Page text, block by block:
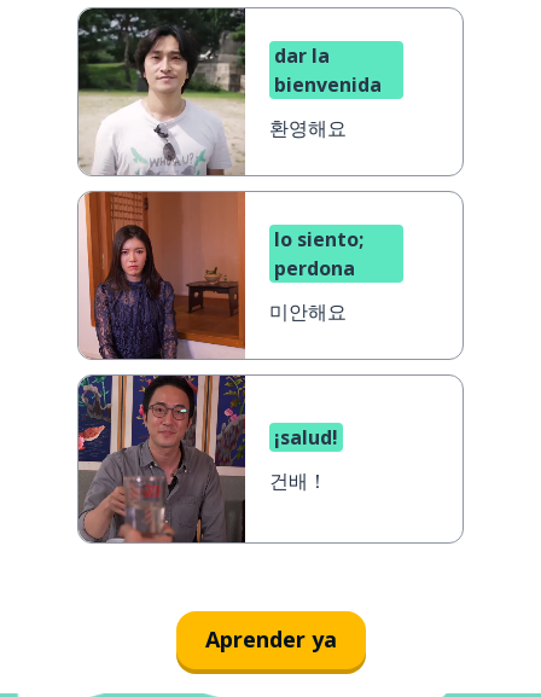
dar la
bienvenida
환영해요
lo siento;
perdona
미안해요
¡salud!
건배！
Aprender ya